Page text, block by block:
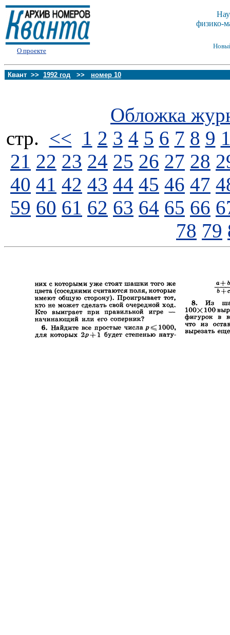
О проекте
физико-
Квант >> 1992 год >> номер 10
Обложка
стp. << 1 2 3 4 5 6 7 8 9
21 22 23 24 25 26 27 28
40 41 42 43 44 45 46 47
59 60 61 62 63 64 65 66
78 79